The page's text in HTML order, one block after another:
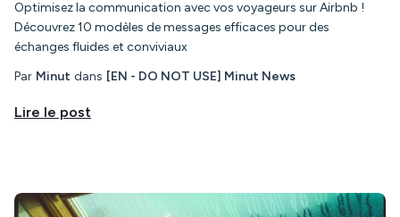
Optimisez la communication avec vos voyageurs sur Airbnb !
Découvrez 10 modèles de messages efficaces pour des
échanges fluides et conviviaux
Par Minut dans [EN - DO NOT USE] Minut News
Lire le post